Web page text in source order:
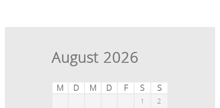
August 2026
M D M D F S S
1
2